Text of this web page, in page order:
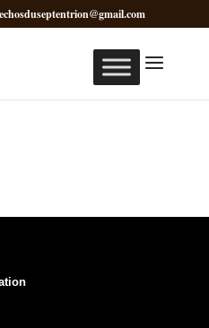
echosduseptentrion@gmail.com